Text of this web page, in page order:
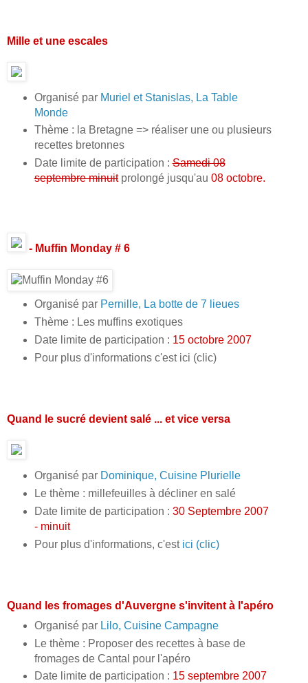
Mille et une escales
Organisé par Muriel et Stanislas, La Table
Monde
Thème : la Bretagne => réaliser une ou plusieurs
recettes bretonnes
Date limite de participation :Samedi 08
septembre minuitprolongé jusqu'au 08 octobre.
- Muffin Monday # 6
Organisé par Pernille, La botte de 7 lieues
Thème : Les muffins exotiques
Date limite de participation : 15 octobre 2007
Pour plus d'informations c'est ici (clic)
Quand le sucré devient salé ... et vice versa
Organisé par Dominique, Cuisine Plurielle
Le thème : millefeuilles à décliner en salé
Date limite de participation : 30 Septembre 2007
- minuit
Pour plus d'informations, c'est ici (clic)
Quand les fromages d'Auvergne s'invitent à l'apéro
Organisé par Lilo, Cuisine Campagne
Le thème : Proposer des recettes à base de
fromages de Cantal pour l'apéro
Date limite de participation : 15 septembre 2007